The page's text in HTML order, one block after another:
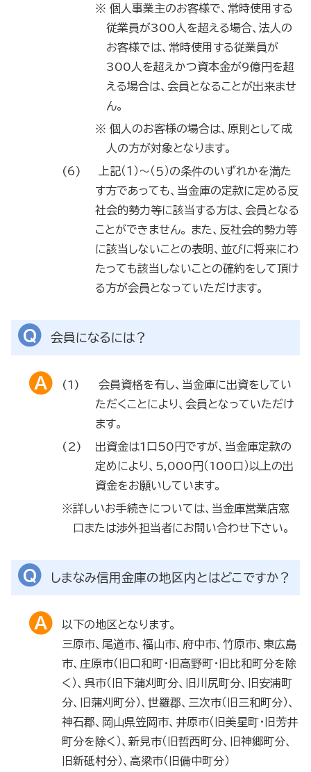
※ 個人事業主のお客様で、常時使用する
従業員が300人を超える場合、法人の
お客様では、常時使用する従業員が
300人を超えかつ資本金が9億円を超
える場合は、会員となることが出来ませ
ん。
※ 個人のお客様の場合は、原則として成
人の方が対象となります。
上記（１）～（５）の条件のいずれかを満た
す方であっても、当金庫の定款に定める反
社会的勢力等に該当する方は、会員となる
ことができません。 また、反社会的勢力等
に該当しないことの表明、並びに将来にわ
たっても該当しないことの確約をして頂け
る方が会員となっていただけます。
会員になるには？
会員資格を有し、当金庫に出資をしてい
ただくことにより、会員となっていただけ
ます。
出資金は1口50円ですが、当金庫定款の
定めにより、5,000円（100口）以上の出
資金をお願いしています。
※詳しいお手続きについては、当金庫営業店窓
口または渉外担当者にお問い合わせ下さい。
しまなみ信用金庫の地区内とはどこですか？
以下の地区となります。
三原市、尾道市、福山市、府中市、竹原市、東広島
市、庄原市（旧口和町・旧高野町・旧比和町分を除
く）、呉市（旧下蒲刈町分、旧川尻町分、旧安浦町
分、旧蒲刈町分）、世羅郡、三次市（旧三和町分）、
神石郡、岡山県笠岡市、井原市（旧美星町・旧芳井
町分を除く）、新見市（旧哲西町分、旧神郷町分、
旧新砥村分）、高梁市（旧備中町分）